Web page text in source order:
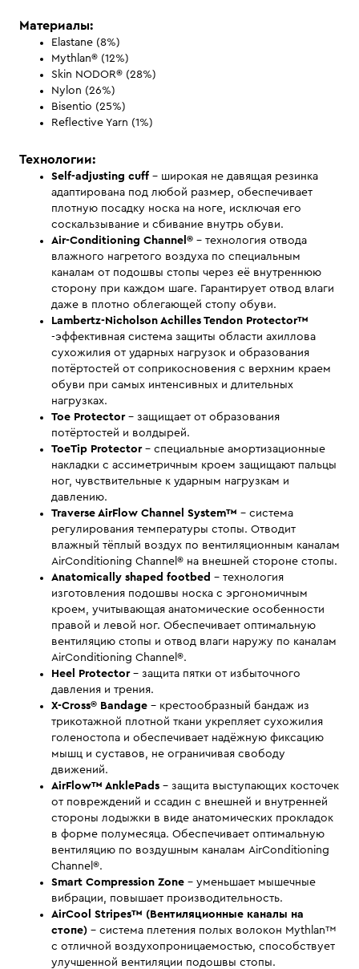
Материалы:
Elastane (8%)
Mythlan® (12%)
Skin NODOR® (28%)
Nylon (26%)
Bisentio (25%)
Reflective Yarn (1%)
Технологии:
Self-adjusting cuff - широкая не давящая резинка
адаптирована под любой размер, обеспечивает
плотную посадку носка на ноге, исключая его
соскальзывание и сбивание внутрь обуви.
Air-Conditioning Channel® - технология отвода
влажного нагретого воздуха по специальным
каналам от подошвы стопы через её внутреннюю
сторону при каждом шаге. Гарантирует отвод влаги
даже в плотно облегающей стопу обуви.
Lambertz-Nicholson Achilles Tendon Protector™
-эффективная система защиты области ахиллова
сухожилия от ударных нагрузок и образования
потёртостей от соприкосновения с верхним краем
обуви при самых интенсивных и длительных
нагрузках.
Toe Protector- защищает от образования
потёртостей и волдырей.
ToeTip Protector- специальные амортизационные
накладки с ассиметричным кроем защищают пальцы
ног, чувствительные к ударным нагрузкам и
давлению.
Traverse AirFlow Channel System™ - система
регулирования температуры стопы. Отводит
влажный тёплый воздух по вентиляционным каналам
AirConditioning Channel® на внешней стороне стопы.
Anatomically shaped footbed - технология
изготовления подошвы носка с эргономичным
кроем, учитывающая анатомические особенности
правой и левой ног. Обеспечивает оптимальную
вентиляцию стопы и отвод влаги наружу по каналам
AirConditioning Channel®.
Heel Protector- защита пятки от избыточного
давления и трения.
X-Cross® Bandage - крестообразный бандаж из
трикотажной плотной ткани укрепляет сухожилия
голеностопа и обеспечивает надёжную фиксацию
мышц и суставов, не ограничивая свободу
движений.
AirFlow™ AnklePads - защита выступающих косточек
от повреждений и ссадин с внешней и внутренней
стороны лодыжки в виде анатомических прокладок
в форме полумесяца. Обеспечивает оптимальную
вентиляцию по воздушным каналам AirConditioning
Channel®.
Smart Compression Zone - уменьшает мышечные
вибрации, повышает производительность.
AirCool Stripes™ (Вентиляционные каналы на
стопе) - система плетения полых волокон Mythlan™
с отличной воздухопроницаемостью, способствует
улучшенной вентиляции подошвы стопы.